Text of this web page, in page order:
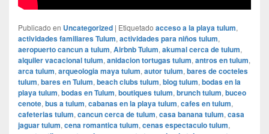
Publicado en Uncategorized | Etiquetado acceso a la playa tulum,
actividades familiares Tulum, actividades para niños tulum,
aeropuerto cancun a tulum, Airbnb Tulum, akumal cerca de tulum,
alquiler vacacional tulum, anidacion tortugas tulum, antros en tulum,
arca tulum, arqueologia maya tulum, autor tulum, bares de cocteles
tulum, bares en Tulum, beach clubs tulum, blog tulum, bodas en la
playa tulum, bodas en Tulum, boutiques tulum, brunch tulum, buceo
cenote, bus a tulum, cabanas en la playa tulum, cafes en tulum,
cafeterias tulum, cancun cerca de tulum, casa banana tulum, casa
jaguar tulum, cena romantica tulum, cenas espectaculo tulum,